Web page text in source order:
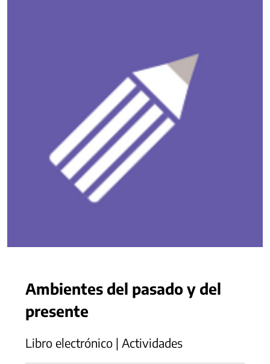
Ambientes del pasado y del
presente
Libro electrónico | Actividades